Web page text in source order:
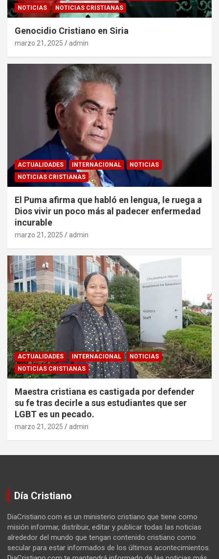
NOTICIAS
NOTICIAS CRISTIANAS
Genocidio Cristiano en Siria
marzo 21, 2025 admin
ACTUALIDADES INTERNACIONAL
NOTICIAS
NOTICIAS CRISTIANAS
El Puma afirma que habló en lengua, le ruega a
Dios vivir un poco más al padecer enfermedad
incurable
marzo 21, 2025 admin
ACTUALIDADES INTERNACIONAL
NOTICIAS
NOTICIAS CRISTIANAS
Maestra cristiana es castigada por defender
su fe tras decirle a sus estudiantes que ser
LGBT es un pecado.
marzo 21, 2025 admin
Día Cristiano
DiaCristiano.com es un ministerio cristiano que tiene como
misión informar, distribuir, editar y publicar todas las noticias
alrededor del mundo que tengan contenido cristiano como
secular para estar informados de los últimos acontecimientos.